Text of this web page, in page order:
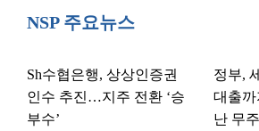
NSP 주요뉴스
Sh수협은행, 상상인증권
인수 추진…지주 전환 ‘승
부수’
정부,
대출
난 무